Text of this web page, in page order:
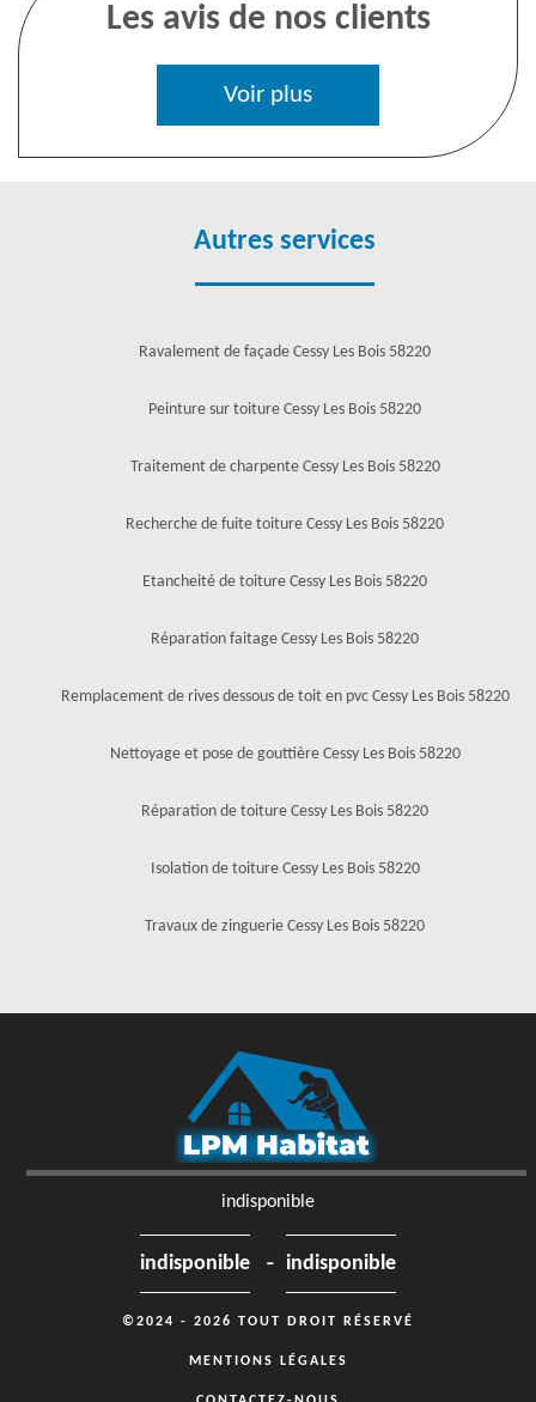
Les avis de nos clients
Voir plus
Autres services
Ravalement de façade Cessy Les Bois 58220
Peinture sur toiture Cessy Les Bois 58220
Traitement de charpente Cessy Les Bois 58220
Recherche de fuite toiture Cessy Les Bois 58220
Etancheité de toiture Cessy Les Bois 58220
Réparation faitage Cessy Les Bois 58220
Remplacement de rives dessous de toit en pvc Cessy Les Bois 58220
Nettoyage et pose de gouttière Cessy Les Bois 58220
Réparation de toiture Cessy Les Bois 58220
Isolation de toiture Cessy Les Bois 58220
Travaux de zinguerie Cessy Les Bois 58220
indisponible
indisponible - indisponible
©2024 - 2026 TOUT DROIT RÉSERVÉ
MENTIONS LÉGALES